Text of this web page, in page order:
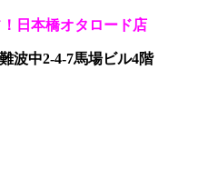
日本橋オタロード店
波中2-4-7馬場ビル4階